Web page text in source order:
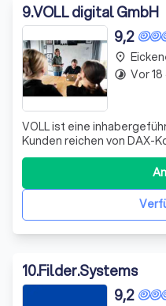
9.VOLL digital GmbH
9,2
VOLL ist eine
Kunden reichen von DAX-
Mittelständlern,
Verbänden bis hin zu
marktführenden Kleinunternehmen. Wir
dass es digitale Lösungen
place
timelapse Vor
10.Filder.Systems
9,2